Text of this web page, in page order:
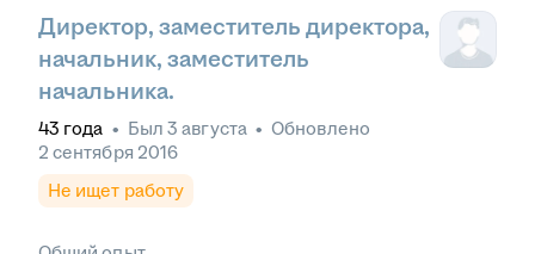
Директор, заместитель директора,
начальник, заместитель
начальника.
43 года • Был 3 августа • Обновлено
2 сентября 2016
Не ищет работу